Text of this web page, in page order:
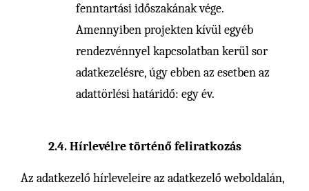
fenntartási időszakának vége.
Amennyiben projekten kívül egyéb
rendezvénnyel kapcsolatban kerül sor
adatkezelésre, úgy ebben az esetben az
adattörlési határidő: egy év.
2.4. Hírlevélre történő feliratkozás
Az adatkezelő hírleveleire az adatkezelő weboldalán,